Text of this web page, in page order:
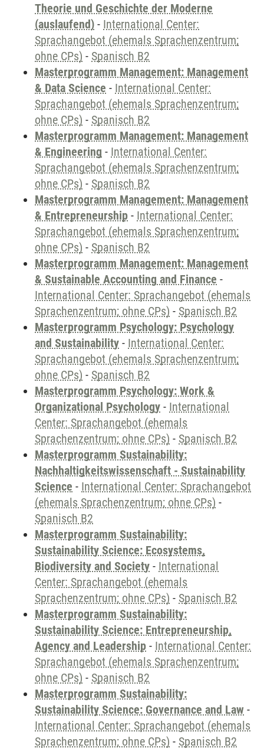
Theorie und Geschichte der Moderne
(auslaufend) - International Center:
Sprachangebot (ehemals Sprachenzentrum;
ohne CPs) - Spanisch B2
Masterprogramm Management: Management
& Data Science - International Center:
Sprachangebot (ehemals Sprachenzentrum;
ohne CPs) - Spanisch B2
Masterprogramm Management: Management
& Engineering - International Center:
Sprachangebot (ehemals Sprachenzentrum;
ohne CPs) - Spanisch B2
Masterprogramm Management: Management
& Entrepreneurship - International Center:
Sprachangebot (ehemals Sprachenzentrum;
ohne CPs) - Spanisch B2
Masterprogramm Management: Management
& Sustainable Accounting and Finance -
International Center: Sprachangebot (ehemals
Sprachenzentrum; ohne CPs) - Spanisch B2
Masterprogramm Psychology: Psychology
and Sustainability - International Center:
Sprachangebot (ehemals Sprachenzentrum;
ohne CPs) - Spanisch B2
Masterprogramm Psychology: Work &
Organizational Psychology - International
Center: Sprachangebot (ehemals
Sprachenzentrum; ohne CPs) - Spanisch B2
Masterprogramm Sustainability:
Nachhaltigkeitswissenschaft - Sustainability
Science - International Center: Sprachangebot
(ehemals Sprachenzentrum; ohne CPs) -
Spanisch B2
Masterprogramm Sustainability:
Sustainability Science: Ecosystems,
Biodiversity and Society - International
Center: Sprachangebot (ehemals
Sprachenzentrum; ohne CPs) - Spanisch B2
Masterprogramm Sustainability:
Sustainability Science: Entrepreneurship,
Agency and Leadership - International Center:
Sprachangebot (ehemals Sprachenzentrum;
ohne CPs) - Spanisch B2
Masterprogramm Sustainability:
Sustainability Science: Governance and Law -
International Center: Sprachangebot (ehemals
Sprachenzentrum; ohne CPs) - Spanisch B2